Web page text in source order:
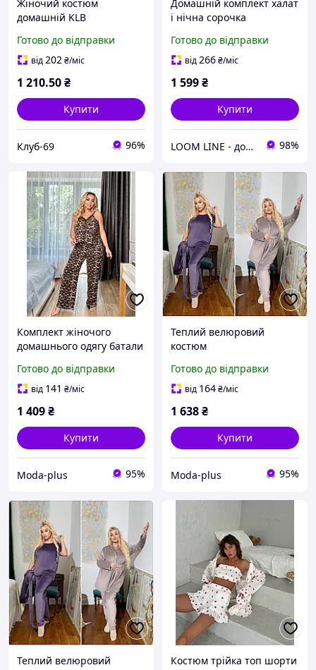
Жіночий костюм
домашній KLB
Готово до відправки
від202₴/міс
1 210.50₴
Купити
Клуб-69 96%
Домашній комплект халат
і нічна сорочка
Готово до відправки
від266₴/міс
1 599₴
Купити
LOOM LINE - домашній одяг для всієї сім'ї 98%
Комплект жіночого
домашнього одягу батали
Готово до відправки
від 141 ₴/міс
1 409₴
Купити
Moda-plus 95%
Теплий велюровий
костюм
Готово до відправки
від 164₴/міс
1 638₴
Купити
Moda-plus 95%
Теплий велюровий
Костюм трійка топ шорти